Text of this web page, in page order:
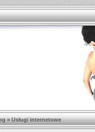
»Usługi internetowe